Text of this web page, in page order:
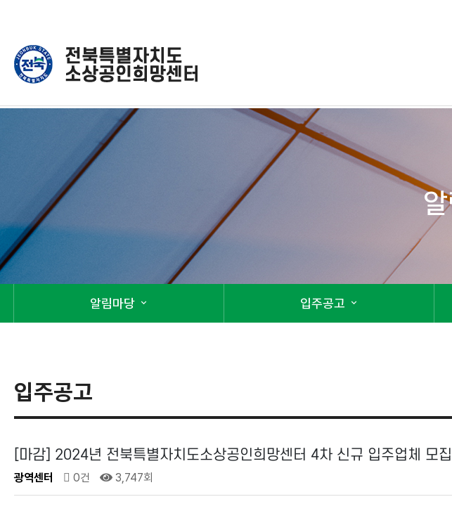
알림마당 expand_more 입주공고 expand_more
입주공고
[마감] 2024년 전북특별자치도소상공인희망센터 4차 신규 입주업체 모집
광역센터 0건 3,747회